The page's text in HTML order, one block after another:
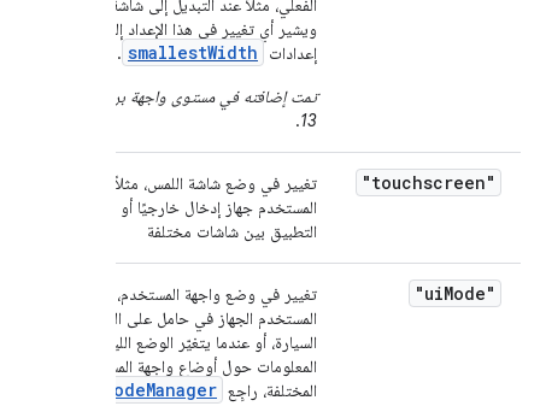
الفعلي، مثلاً عند التبديل إلى شاشة عرض خارجية.
ويشير أي تغيير في هذا الإعداد إلى تغيير في
إعدادات
smallestWidth
.
تمت إضافته في مستوى واجهة برمجة التطبيقات
13
.
"touchscreen"
تغيير في وضع شاشة اللمس، مثلاً عندما يربط
المستخدم جهاز إدخال خارجيًا أو يزيله أو ينقل
التطبيق بين شاشات مختلفة
"uiMode"
تغيير في وضع واجهة المستخدم، مثل عندما يضع
المستخدم الجهاز في حامل على المكتب أو في
السيارة، أو عندما يتغيّر الوضع الليلي لمزيد من
المعلومات حول أوضاع واجهة المستخدم
المختلفة، راجِع
ModeManager